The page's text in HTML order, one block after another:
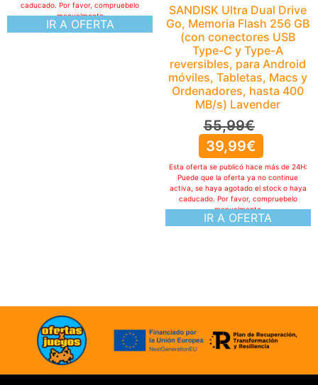
IR A OFERTA
caducado. Por favor, compruebelo
manualmente
SANDISK Ultra Dual Drive
Go, Memoria Flash 256 GB
(con conectores USB
Type-C y Type-A
reversibles, para Android
móviles, Tabletas, Macs y
Ordenadores, hasta 400
MB/s) Lavender
55,99€
39,99€
IR A OFERTA
Esta oferta se publicó hace más de 24H:
Puede que la oferta ya no continue
activa, se haya agotado el stock o haya
caducado. Por favor, compruebelo
manualmente